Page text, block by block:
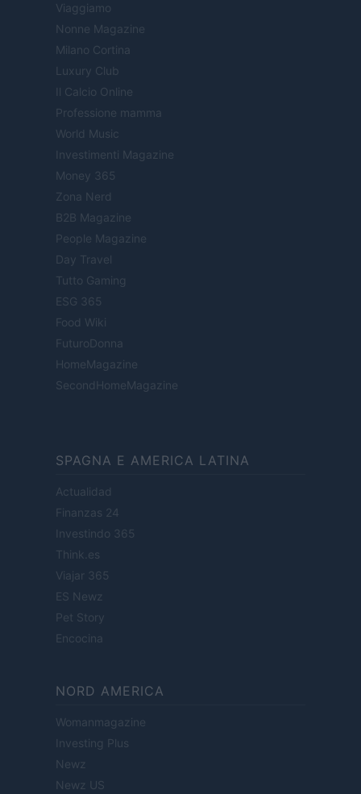
Viaggiamo
Nonne Magazine
Milano Cortina
Luxury Club
Il Calcio Online
Professione mamma
World Music
Investimenti Magazine
Money 365
Zona Nerd
B2B Magazine
People Magazine
Day Travel
Tutto Gaming
ESG 365
Food Wiki
FuturoDonna
HomeMagazine
SecondHomeMagazine
SPAGNA E AMERICA LATINA
Actualidad
Finanzas 24
Investindo 365
Think.es
Viajar 365
ES Newz
Pet Story
Encocina
NORD AMERICA
Womanmagazine
Investing Plus
Newz
Newz US